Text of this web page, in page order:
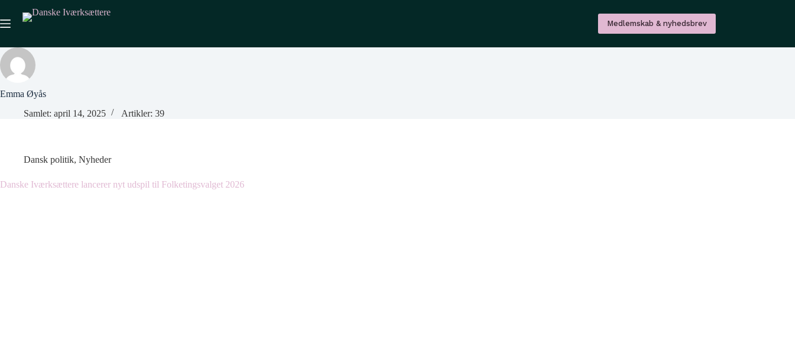
indhold
Medlemskab & nyhedsbrev
Emma Øyås
Samlet: april 14, 2025
Artikler: 39
Dansk politik, Nyheder
Danske Iværksættere lancerer nyt udspil til Folketingsvalget 2026